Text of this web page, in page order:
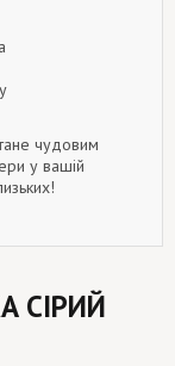
чудовим
у вашій
СІРИЙ